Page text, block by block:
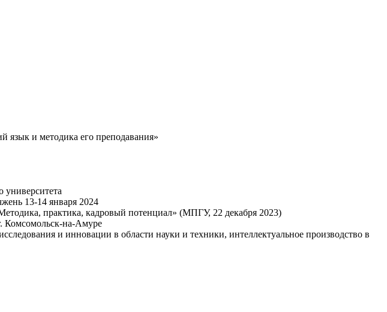
и методика его преподавания»
13-14 января 2024
практика, кадровый потенциал» (МПГУ, 22 декабря 2023)
Комсомольск-на-Амуре
и инновации в области науки и техники, интеллектуальное производство в